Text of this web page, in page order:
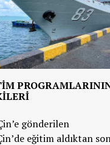
gönderilen
eğitim aldıktan